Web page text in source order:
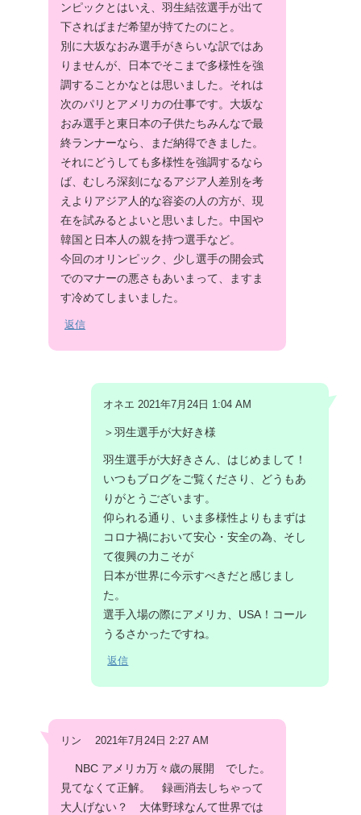
ンピックとはいえ、羽生結弦選手が出て
下さればまだ希望が持てたのにと。
別に大坂なおみ選手がきらいな訳ではあ
りませんが、日本でそこまで多様性を強
調することかなとは思いました。それは
次のパリとアメリカの仕事です。大坂な
おみ選手と東日本の子供たちみんなで最
終ランナーなら、まだ納得できました。
それにどうしても多様性を強調するなら
ば、むしろ深刻になるアジア人差別を考
えよりアジア人的な容姿の人の方が、現
在を試みるとよいと思いました。中国や
韓国と日本人の親を持つ選手など。
今回のオリンピック、少し選手の開会式
でのマナーの悪さもあいまって、ますま
す冷めてしまいました。
返信
オネエ 2021年7月24日 1:04 AM
＞羽生選手が大好き様
羽生選手が大好きさん、はじめまして！
いつもブログをご覧くださり、どうもあ
りがとうございます。
仰られる通り、いま多様性よりもまずは
コロナ禍において安心・安全の為、そし
て復興の力こそが
日本が世界に今示すべきだと感じまし
た。
選手入場の際にアメリカ、USA！コール
うるさかったですね。
返信
リン 2021年7月24日 2:27 AM
NBC アメリカ万々歳の展開 でした。
見てなくて正解。 録画消去しちゃって
大人げない？ 大体野球なんて世界では